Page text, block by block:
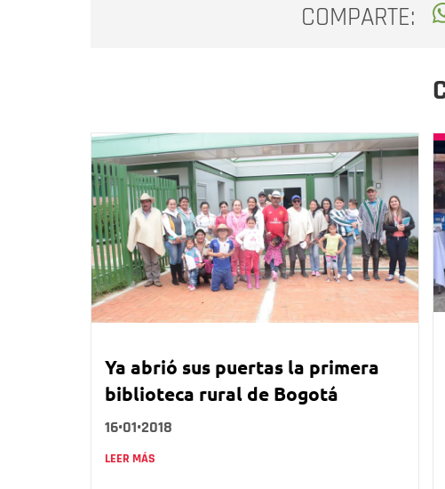
COMPARTE:
Ya abrió sus puertas la primera
biblioteca rural de Bogotá
16•01•2018
LEER MÁS